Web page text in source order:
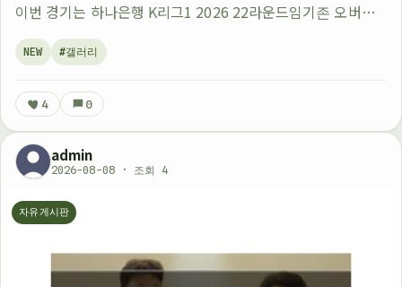
이번 경기는 하나은행 K리그1 2026 22라운드임기존 오버로
드 같은 이벤트도 있었지만 이번엔 더 특별하게 준비했대팬들
이 즐길 수 있는 다양한 프로그…
NEW #갤러리
4 0
admin
2026-08-08 · 조회 4
자유게시판